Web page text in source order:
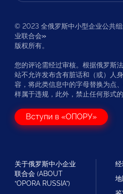
© 2023 全俄罗斯中小型企业公共
业联合会»
版权所有。
您的评论需经过审核。根据俄罗斯
站不允许发布含有脏话和（或）人
容，将此类信息中的字母替换为点
样属于违规，此外，禁止任何形式的
Вступи в «ОПОРУ»
关于俄罗斯中小企业
联合会 (ABOUT
“OPORA RUSSIA”)